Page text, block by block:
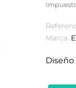
Marca:
Diseño